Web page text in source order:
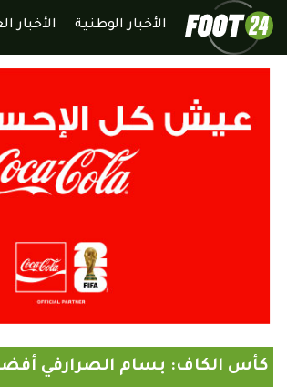
الأخبار الوطنية الأخبار
كأس الكاف: بسام الصرارفي أفضل